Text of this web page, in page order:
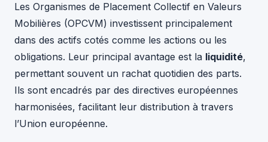
Les Organismes de Placement Collectif en Valeurs
Mobilières (OPCVM) investissent principalement
dans des actifs cotés comme les actions ou les
obligations. Leur principal avantage est la liquidité,
permettant souvent un rachat quotidien des parts.
Ils sont encadrés par des directives européennes
harmonisées, facilitant leur distribution à travers
l’Union européenne.